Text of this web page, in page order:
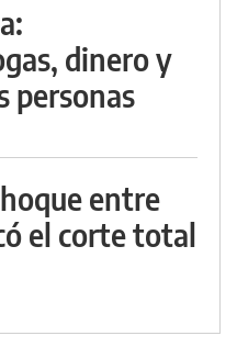
dinero y
personas
entre
el corte total